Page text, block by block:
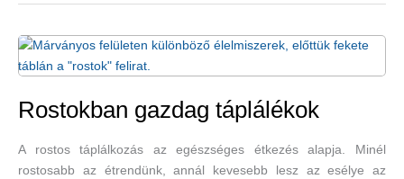
használták
és
–
Rostokban gazdag táplálékok
A rostos táplálkozás az egészséges étkezés alapja. Minél
rostosabb az étrendünk, annál kevesebb lesz az esélye az